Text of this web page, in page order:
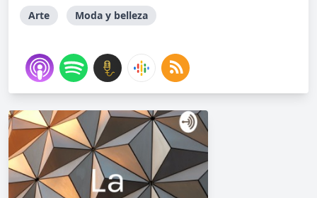
Arte Moda y belleza